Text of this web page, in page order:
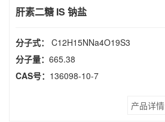
肝素二糖 IS 钠盐
分子式： C12H15NNa4O19S3
分子量： 665.38
CAS号： 136098-10-7
产品详情